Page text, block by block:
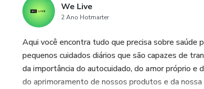
We Live
2 Ano Hotmarter
Aqui você encontra tudo que precisa sobre saúde
pequenos cuidados diários que são capazes de
da importância do autocuidado, do amor próprio e
do aprimoramento de nossos produtos e da